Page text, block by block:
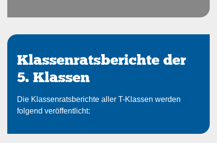
Klassenratsberichte der
5. Klassen
Die Klassenratsberichte aller T-Klassen werden
folgend veröffentlicht: